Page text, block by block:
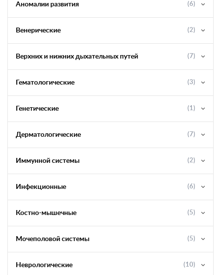
Аномалии развития (6)
Венерические (2)
Верхних и нижних дыхательных путей (7)
Гематологические (3)
Генетические (1)
Дерматологические (7)
Иммунной системы (2)
Инфекционные (6)
Костно-мышечные (5)
Мочеполовой системы (5)
Неврологические (10)